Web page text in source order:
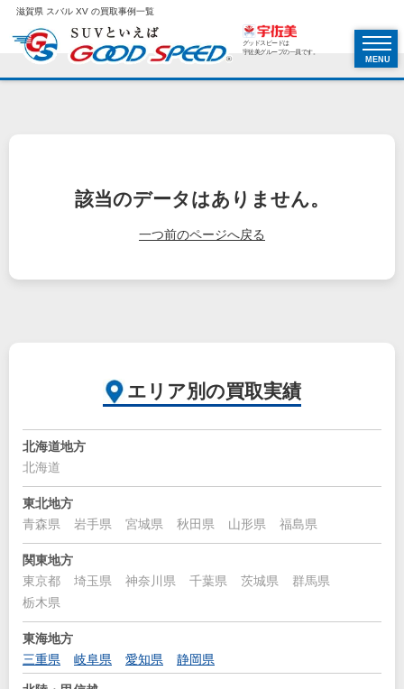
滋賀県 スバル XV の買取事例一覧
グッドスピードは
宇佐美グループの一員です。
MENU
該当のデータはありません。
一つ前のページへ戻る
エリア別の買取実績
北海道地方
北海道
東北地方
青森県
岩手県 宮城県 秋田県 山形県 福島県
関東地方
東京都
埼玉県 神奈川県 千葉県 茨城県
群馬県
栃木県
東海地方
三重県
岐阜県 愛知県 静岡県